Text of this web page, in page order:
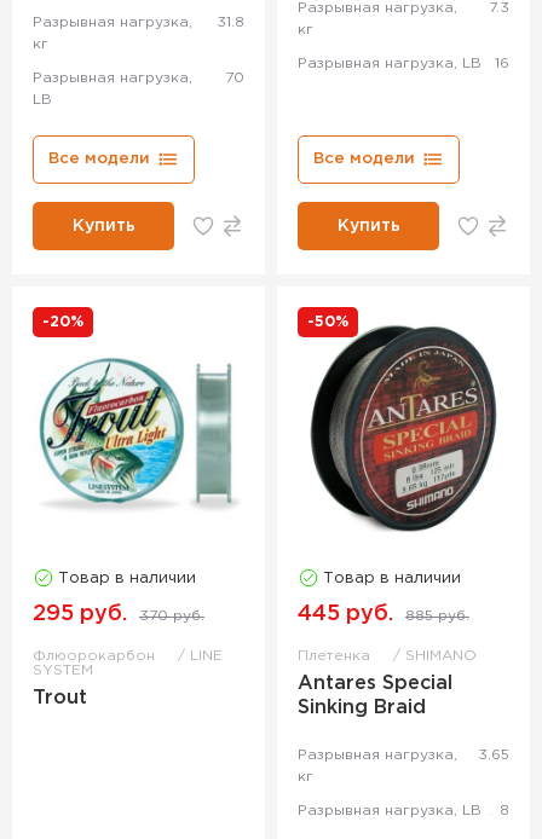
Разрывная нагрузка,
кг
31.8
Разрывная нагрузка,
LB
70
Все модели
Купить
Разрывная нагрузка,
кг
7.3
Разрывная нагрузка, LB 16
Все модели
Купить
-20%
Товар в наличии
295 руб. 370 руб.
Флюорокарбон
LINE
SYSTEM
Trout
-50%
Товар в наличии
445 руб. 885 руб.
Плетенка SHIMANO
Antares Special
Sinking Braid
Разрывная нагрузка,
кг
3.65
Разрывная нагрузка, LB 8